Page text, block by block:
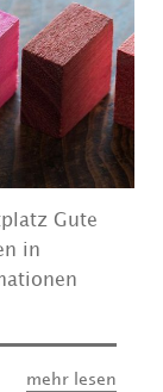
Gute
in
mehr lesen